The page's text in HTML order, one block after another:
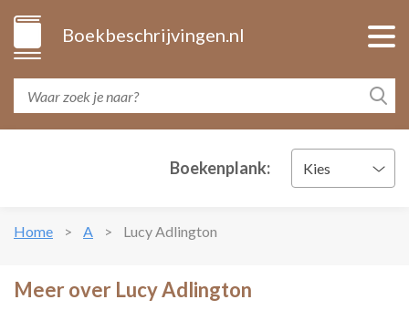
Boekbeschrijvingen.nl
Boekenplank: Kies
Home A Lucy Adlington
Meer over Lucy Adlington